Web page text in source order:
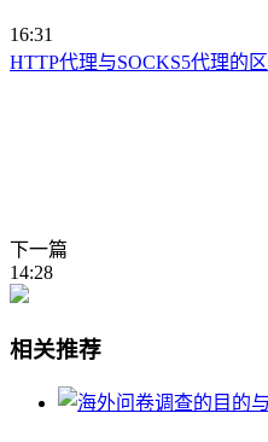
16:31
HTTP代理与SOCKS5代理的
下一篇
14:28
相关推荐